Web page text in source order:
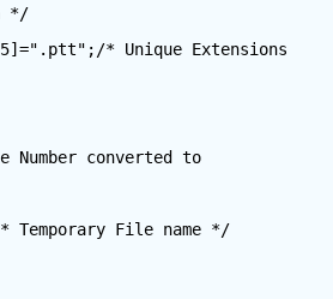
*/
* Unique Extensions
converted to
File name */